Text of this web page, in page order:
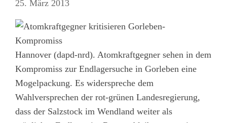
25. März 2013
Hannover (dapd-nrd). Atomkraftgegner sehen in dem
Kompromiss zur Endlagersuche in Gorleben eine
Mogelpackung. Es widerspreche dem
Wahlversprechen der rot-grünen Landesregierung,
dass der Salzstock im Wendland weiter als